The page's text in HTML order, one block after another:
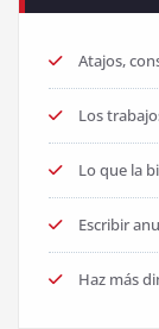
Atajos,
Los
Lo que la
Escribir
Haz más